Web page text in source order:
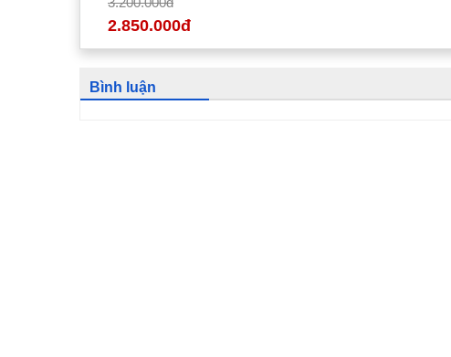
2.850.000đ
Bình luận